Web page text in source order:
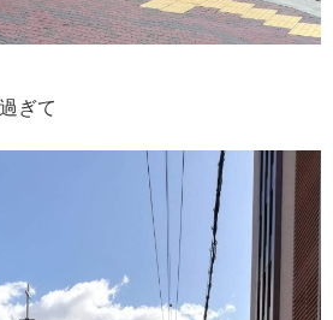
ぎて